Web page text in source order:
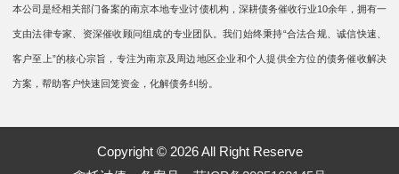
本公司是经相关部门备案的南京本地专业讨债机构，深耕债务催收行业10余年，拥有一
支由法律专家、资深催收顾问组成的专业团队。我们始终秉持“合法合规、诚信快速、
客户至上”的核心宗旨，专注为南京及周边地区企业和个人提供全方位的债务催收解决
方案，帮助客户快速回笼资金，化解债务纠纷。
Copyright © 2026 All Right Reserve